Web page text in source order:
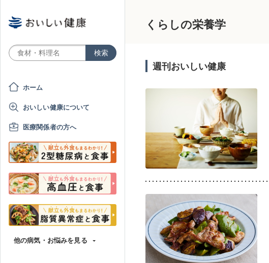
ホーム
おいしい健康について
医療関係者の方へ
他の病気・お悩みを見る
くらしの栄養学
週刊おいしい健康